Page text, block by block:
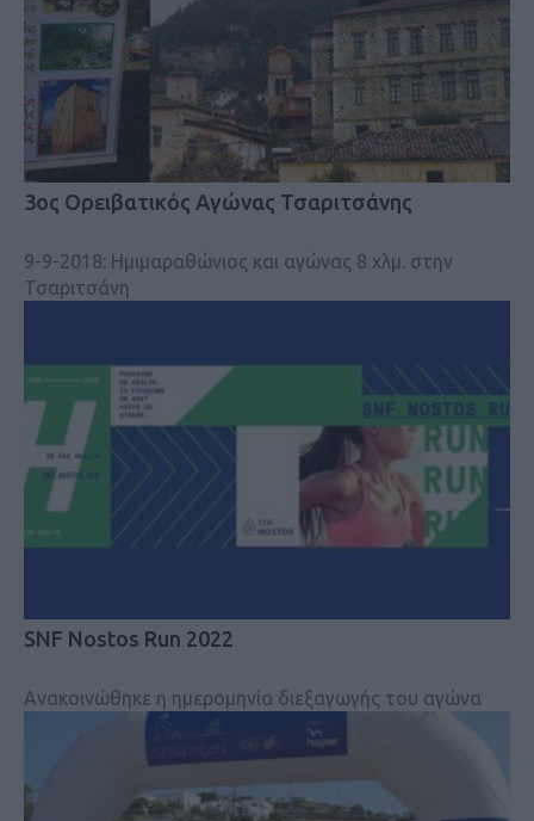
3ος Ορειβατικός Αγώνας Τσαριτσάνης
9-9-2018: Ημιμαραθώνιος και αγώνας 8 χλμ. στην
Τσαριτσάνη
SNF Nostos Run 2022
Ανακοινώθηκε η ημερομηνία διεξαγωγής του αγώνα